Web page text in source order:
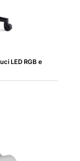
LED RGB e